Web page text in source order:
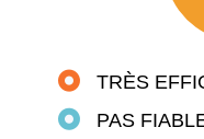
TRÈS
PAS